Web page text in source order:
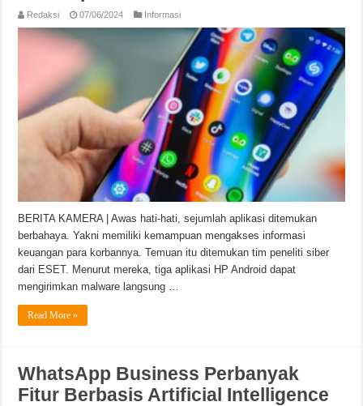
Redaksi 07/06/2024 Informasi
BERITA KAMERA | Awas hati-hati, sejumlah aplikasi ditemukan
berbahaya. Yakni memiliki kemampuan mengakses informasi
keuangan para korbannya. Temuan itu ditemukan tim peneliti siber
dari ESET. Menurut mereka, tiga aplikasi HP Android dapat
mengirimkan malware langsung …
Read More »
WhatsApp Business Perbanyak
Fitur Berbasis Artificial Intelligence